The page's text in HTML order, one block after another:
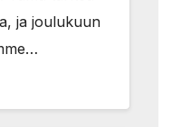
ja joulukuun